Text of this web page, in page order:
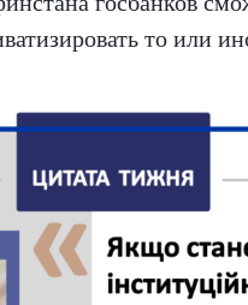
то или